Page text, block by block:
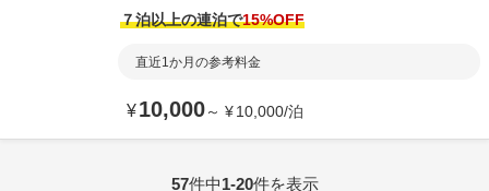
７泊以上の連泊で15%OFF
直近1か月の参考料金
¥10,000～ ¥10,000/泊
57件中1-20件を表示